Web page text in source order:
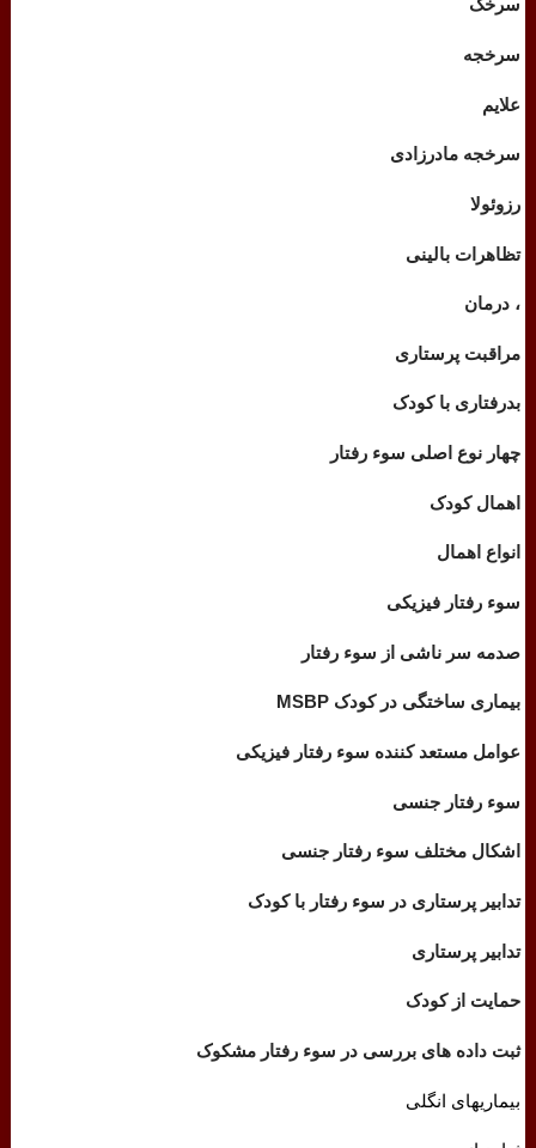
سرخک
سرخجه
علایم
سرخجه مادرزادی
رزوئولا
تظاهرات بالینی
، درمان
مراقبت پرستاری
بدرفتاری با کودک
چهار نوع اصلی سوء رفتار
اهمال کودک
انواع اهمال
سوء رفتار فیزیکی
صدمه سر ناشی از سوء رفتار
بیماری ساختگی در کودکMSBP
عوامل مستعد کننده سوء رفتار فیزیکی
سوء رفتار جنسی
اشکال مختلف سوء رفتار جنسی
تدابیر پرستاری در سوء رفتار با کودک
تدابیر پرستاری
حمایت از کودک
ثبت داده های بررسی در سوء رفتار مشکوک
بیماریهای انگلی